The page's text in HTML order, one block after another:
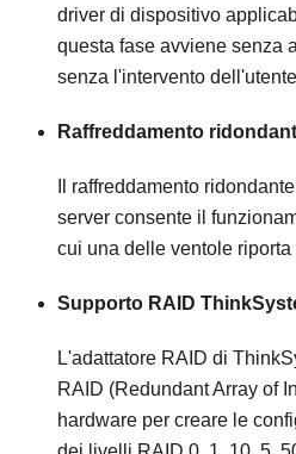
driver di dispositivo
questa fase avviene senza
senza l'intervento
Raffreddamento
Il raffreddamento
server consente il
cui una delle ventole riporta
Supporto RAID
L'adattatore RAID di
RAID (Redundant Array of
hardware per creare le